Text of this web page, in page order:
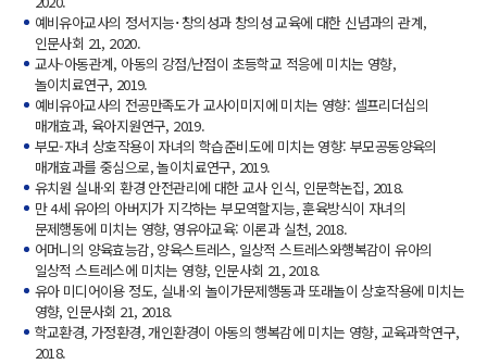
예비유아교사의 정서지능･창의성과 창의성 교육에 대한 신념과의 관계,
인문사회 21, 2020.
교사-아동관계, 아동의 강점/난점이 초등학교 적응에 미치는 영향,
놀이치료연구, 2019.
예비유아교사의 전공만족도가 교사이미지에 미치는 영향: 셀프리더십의
매개효과, 육아지원연구, 2019.
부모-자녀 상호작용이 자녀의 학습준비도에 미치는 영향: 부모공동양육의
매개효과를 중심으로, 놀이치료연구, 2019.
유치원 실내·외 환경 안전관리에 대한 교사 인식, 인문학논집, 2018.
만 4세 유아의 아버지가 지각하는 부모역할지능, 훈육방식이 자녀의
문제행동에 미치는 영향, 영유아교육: 이론과 실천, 2018.
어머니의 양육효능감, 양육스트레스, 일상적 스트레스와행복감이 유아의
일상적 스트레스에 미치는 영향, 인문사회 21, 2018.
유아 미디어이용 정도, 실내·외 놀이가문제행동과 또래놀이 상호작용에 미치는
영향, 인문사회 21, 2018.
학교환경, 가정환경, 개인환경이 아동의 행복감에 미치는 영향, 교육과학연구,
2018.